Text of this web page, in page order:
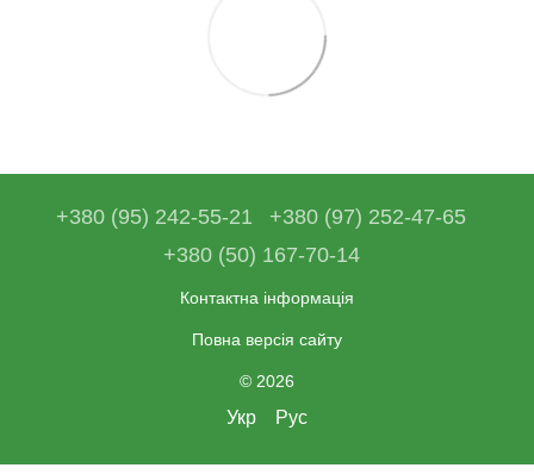
+380 (95) 242-55-21
+380 (97) 252-47-65
+380 (50) 167-70-14
Контактна інформація
Повна версія сайту
© 2026
Укр Рус